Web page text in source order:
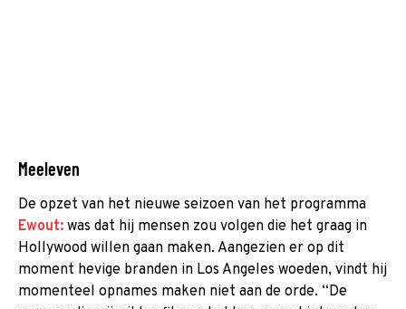
Meeleven
De opzet van het nieuwe seizoen van het programma
Ewout: was dat hij mensen zou volgen die het graag in
Hollywood willen gaan maken. Aangezien er op dit
moment hevige branden in Los Angeles woeden, vindt hij
momenteel opnames maken niet aan de orde. “De